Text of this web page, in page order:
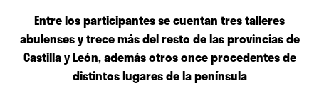
Entre los participantes se cuentan tres talleres
abulenses y trece más del resto de las provincias de
Castilla y León, además otros once procedentes de
distintos lugares de la península